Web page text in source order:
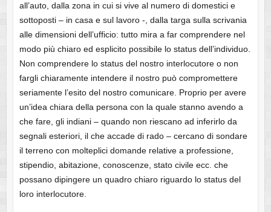
all’auto, dalla zona in cui si vive al numero di domestici e
sottoposti – in casa e sul lavoro -, dalla targa sulla scrivania
alle dimensioni dell’ufficio: tutto mira a far comprendere nel
modo più chiaro ed esplicito possibile lo status dell’individuo.
Non comprendere lo status del nostro interlocutore o non
fargli chiaramente intendere il nostro può compromettere
seriamente l’esito del nostro comunicare. Proprio per avere
un’idea chiara della persona con la quale stanno avendo a
che fare, gli indiani – quando non riescano ad inferirlo da
segnali esteriori, il che accade di rado – cercano di sondare
il terreno con molteplici domande relative a professione,
stipendio, abitazione, conoscenze, stato civile ecc. che
possano dipingere un quadro chiaro riguardo lo status del
loro interlocutore.